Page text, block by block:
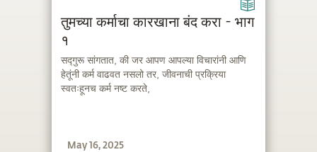
तुमच्या कर्माचा कारखाना बंद करा - भाग
१
सद्गुरू सांगतात, की जर आपण आपल्या विचारांनी आणि
हेतूंनी कर्म वाढवत नसलो तर, जीवनाची प्रक्रिया
स्वतःहूनच कर्म नष्ट करते,
May 16, 2025